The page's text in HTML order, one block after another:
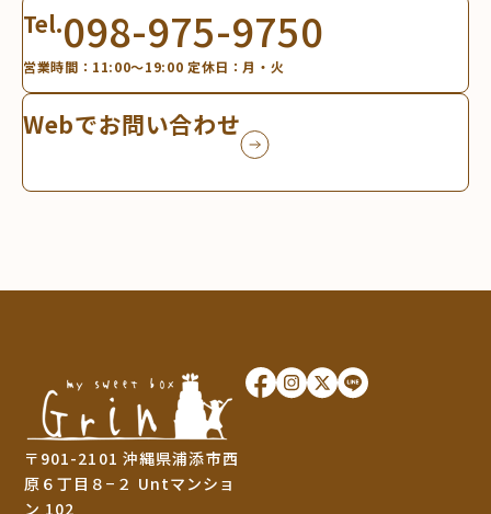
Tel.098-975-9750
営業時間：11:00～19:00 定休日：月・火
Webでお問い合わせ
〒901-2101 沖縄県浦添市西
原６丁目８−２ Untマンショ
ン 102